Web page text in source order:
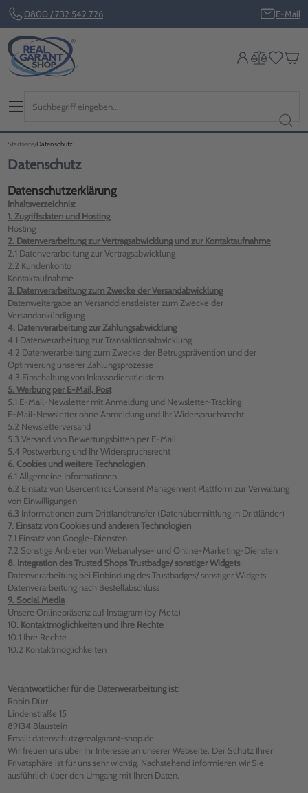
0800 / 732 542 726 E-Mail
Startseite Datenschutz
Datenschutz
Datenschutzerklärung
Inhaltsverzeichnis:
1. Zugriffsdaten und Hosting
Hosting
2. Datenverarbeitung zur Vertragsabwicklung und zur Kontaktaufnahme
2.1 Datenverarbeitung zur Vertragsabwicklung
2.2 Kundenkonto
Kontaktaufnahme
3. Datenverarbeitung zum Zwecke der Versandabwicklung
Datenweitergabe an Versanddienstleister zum Zwecke der
Versandankündigung
4. Datenverarbeitung zur Zahlungsabwicklung
4.1 Datenverarbeitung zur Transaktionsabwicklung
4.2 Datenverarbeitung zum Zwecke der Betrugsprävention und der
Optimierung unserer Zahlungsprozesse
4.3 Einschaltung von Inkassodienstleistern
5. Werbung per E-Mail, Post
5.1 E-Mail-Newsletter mit Anmeldung und Newsletter-Tracking
E-Mail-Newsletter ohne Anmeldung und Ihr Widerspruchsrecht
5.2 Newsletterversand
5.3 Versand von Bewertungsbitten per E-Mail
5.4 Postwerbung und Ihr Widerspruchsrecht
6. Cookies und weitere Technologien
6.1 Allgemeine Informationen
6.2 Einsatz von Usercentrics Consent Management Plattform zur Verwaltung
von Einwilligungen
6.3 Informationen zum Drittlandtransfer (Datenübermittlung in Drittländer)
7. Einsatz von Cookies und anderen Technologien
7.1 Einsatz von Google-Diensten
7.2 Sonstige Anbieter von Webanalyse- und Online-Marketing-Diensten
8. Integration des Trusted Shops Trustbadge/ sonstiger Widgets
Datenverarbeitung bei Einbindung des Trustbadges/ sonstiger Widgets
Datenverarbeitung nach Bestellabschluss
9. Social Media
Unsere Onlinepräsenz auf Instagram (by Meta)
10. Kontaktmöglichkeiten und Ihre Rechte
10.1 Ihre Rechte
10.2 Kontaktmöglichkeiten
Verantwortlicher für die Datenverarbeitung ist:
Robin Dürr
Lindenstraße 15
89134 Blaustein
Email: datenschutz@realgarant-shop.de
Wir freuen uns über Ihr Interesse an unserer Webseite. Der Schutz Ihrer
Privatsphäre ist für uns sehr wichtig. Nachstehend informieren wir Sie
ausführlich über den Umgang mit Ihren Daten.